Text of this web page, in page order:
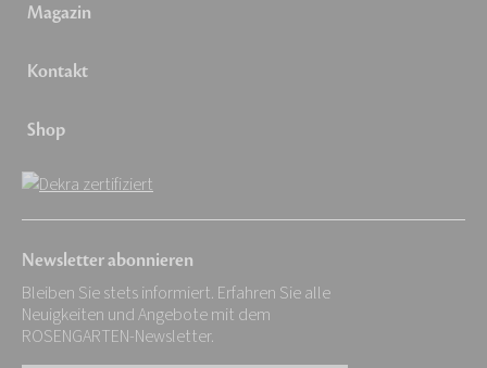
Magazin
Kontakt
Shop
Newsletter abonnieren
Bleiben Sie stets informiert. Erfahren Sie alle
Neuigkeiten und Angebote mit dem
ROSENGARTEN-Newsletter.